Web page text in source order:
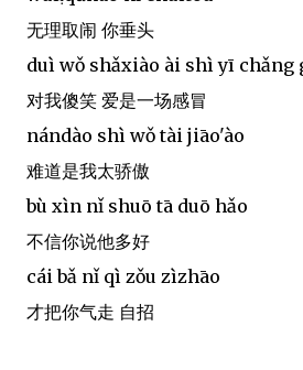
无理取闹 你垂头
duì wǒ shǎxiào ài shì yī chǎng
对我傻笑 爱是一场感冒
nándào shì wǒ tài jiāo'ào
难道是我太骄傲
bù xìn nǐ shuō tā duō hǎo
不信你说他多好
cái bǎ nǐ qì zǒu zìzhāo
才把你气走 自招